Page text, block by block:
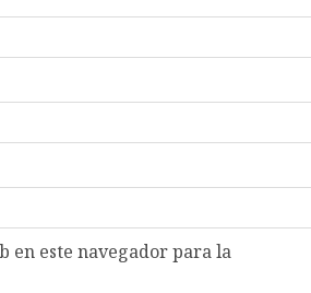
en este navegador para la